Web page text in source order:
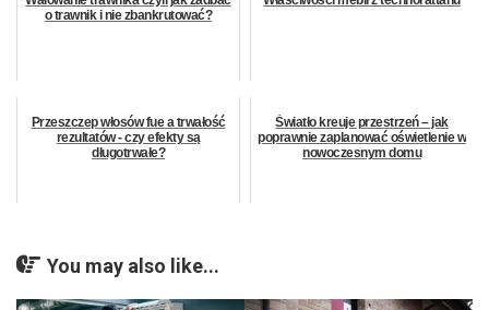
o trawnik i nie zbankrutować?
Przeszczep włosów fue a trwałość
rezultatów - czy efekty są
długotrwałe?
Światło kreuje przestrzeń – jak
poprawnie zaplanować oświetlenie w
nowoczesnym domu
You may also like...